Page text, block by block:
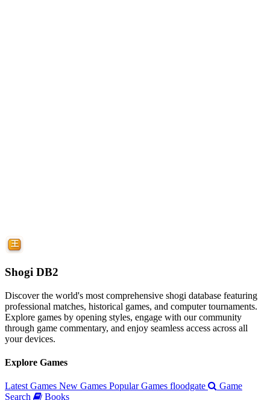
Shogi DB2
Discover the world's most comprehensive shogi database featuring
professional matches, historical games, and computer tournaments.
Explore games by opening styles, engage with our community
through game commentary, and enjoy seamless access across all
your devices.
Explore Games
Latest Games New Games Popular Games floodgate
Game
Search
Books